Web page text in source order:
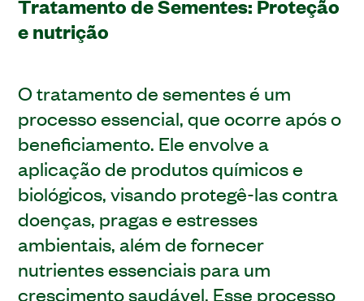
Tratamento de Sementes: Proteção
e nutrição
O tratamento de sementes é um
processo essencial, que ocorre após o
beneficiamento. Ele envolve a
aplicação de produtos químicos e
biológicos, visando protegê-las contra
doenças, pragas e estresses
ambientais, além de fornecer
nutrientes essenciais para um
crescimento saudável. Esse processo